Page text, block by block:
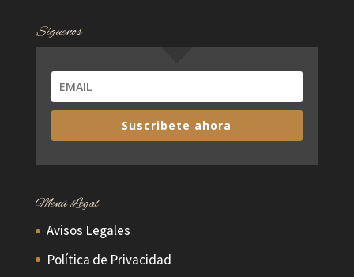
Síguenos
Suscribete ahora
Menú Legal
Avisos Legales
Política de Privacidad